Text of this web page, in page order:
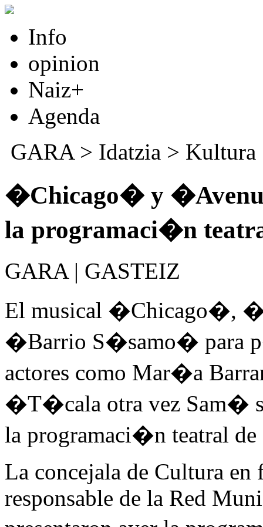
Info
opinion
Naiz+
Agenda
GARA> Idatzia > Kultura
�Chicago� y
la programaci�n
GARA | GASTEIZ
El musical �Chicago�,
�Barrio S�samo� para
actores como Mar�a
�T�cala otra vez Sam�
la programaci�n teatral de
La concejala de Cultura
responsable de la Red